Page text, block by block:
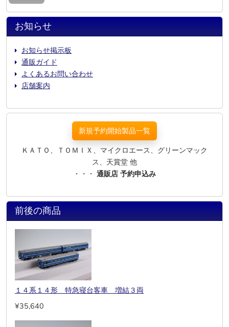
お知らせ
お知らせ掲示板
通販ガイド
よくあるお問い合わせ
店舗案内
新規予約開始製品一覧
ＫＡＴＯ、ＴＯＭＩＸ、マイクロエース、グリーンマック
ス、天賞堂 他
・・・ 通販店 予約申込み
前後の商品
１４系１４形 特急寝台客車 増結３両
¥35,640